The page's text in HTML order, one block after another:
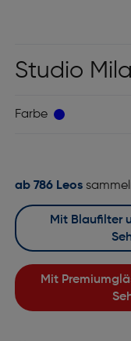
Studio
Farbe
ab 786 Leos
Mit Premiumgläsern und Superentspiegelung in
Mit Blaufilter und Superentspiegelung, ohne